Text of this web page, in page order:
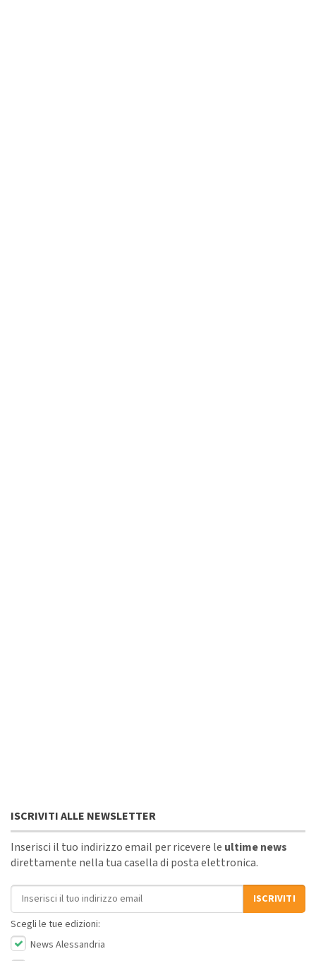
ISCRIVITI ALLE NEWSLETTER
Inserisci il tuo indirizzo email per ricevere le ultime news
direttamente nella tua casella di posta elettronica.
Indirizzo email
ISCRIVITI
Scegli le tue edizioni:
News Alessandria